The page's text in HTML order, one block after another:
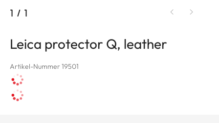
1 / 1
Leica protector Q, leather
Artikel-Nummer 19501